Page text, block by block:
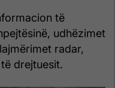
të
udhëzimet
radar,
drejtuesit.